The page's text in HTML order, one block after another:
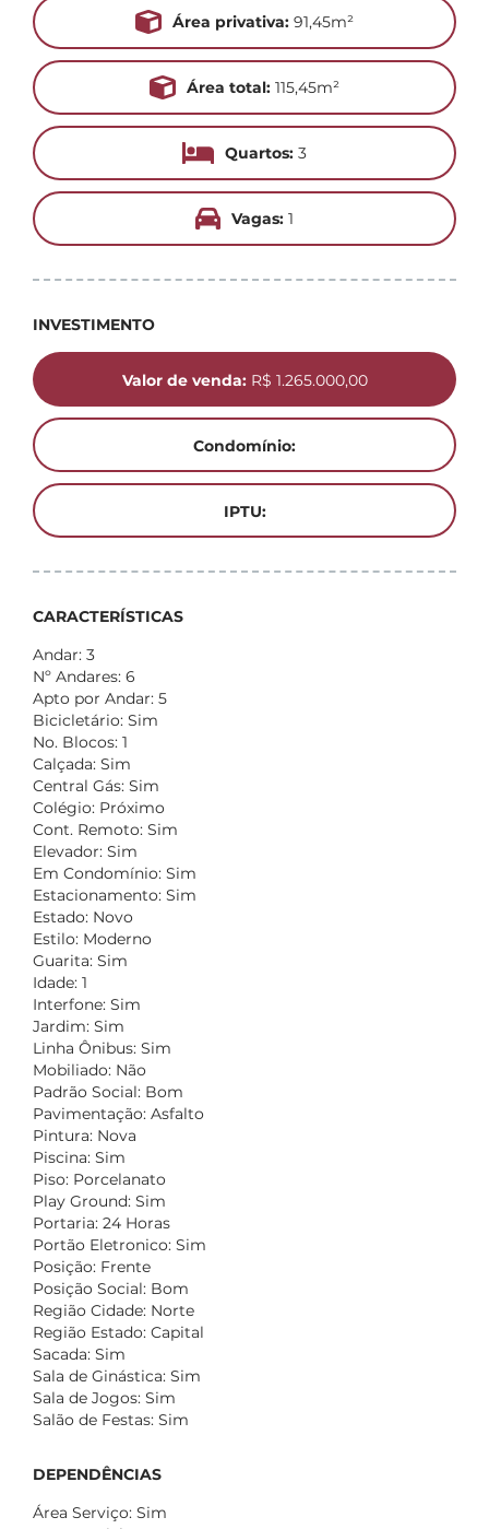
Área privativa:91,45m²
Área total:115,45m²
Quartos:3
Vagas: 1
INVESTIMENTO
Valor de venda:R$ 1.265.000,00
Condomínio:
IPTU:
CARACTERÍSTICAS
Andar: 3
Nº Andares: 6
Apto por Andar: 5
Bicicletário: Sim
No. Blocos: 1
Calçada: Sim
Central Gás: Sim
Colégio: Próximo
Cont. Remoto: Sim
Elevador: Sim
Em Condomínio: Sim
Estacionamento: Sim
Estado: Novo
Estilo: Moderno
Guarita: Sim
Idade: 1
Interfone: Sim
Jardim: Sim
Linha Ônibus: Sim
Mobiliado: Não
Padrão Social: Bom
Pavimentação: Asfalto
Pintura: Nova
Piscina: Sim
Piso: Porcelanato
Play Ground: Sim
Portaria: 24 Horas
Portão Eletronico: Sim
Posição: Frente
Posição Social: Bom
Região Cidade: Norte
Região Estado: Capital
Sacada: Sim
Sala de Ginástica: Sim
Sala de Jogos: Sim
Salão de Festas: Sim
DEPENDÊNCIAS
Área Serviço: Sim